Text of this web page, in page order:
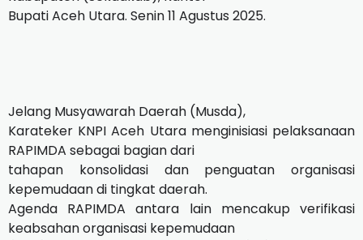
Bupati Aceh Utara. Senin 11 Agustus 2025.
Jelang Musyawarah Daerah (Musda),
Karateker KNPI Aceh Utara menginisiasi pelaksanaan
RAPIMDA sebagai bagian dari
tahapan konsolidasi dan penguatan organisasi
kepemudaan di tingkat daerah.
Agenda RAPIMDA antara lain mencakup verifikasi
keabsahan organisasi kepemudaan